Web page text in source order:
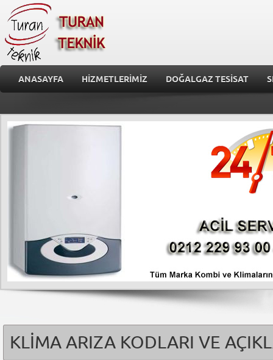
ANASAYFA HİZMETLERİMİZ DOĞALGAZ TESİSAT
KLİMA ARIZA KODLARI VE